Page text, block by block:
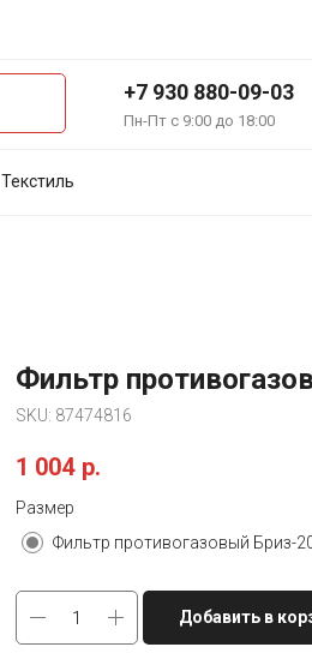
+7 930 880-09-03
Пн-Пт с 9:00 до 18:00
Текстиль
Фильтр
SKU: 87474816
1 004 р.
Размер
Фильтр противогазовый Бриз-
Добавить в